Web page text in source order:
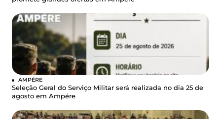
AMPÉRE
Seleção Geral do Serviço Militar será realizada no dia 25 de
agosto em Ampére